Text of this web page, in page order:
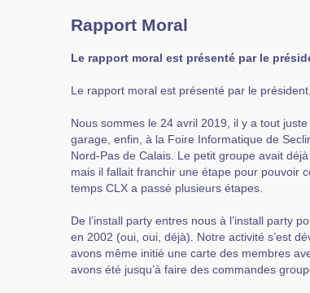
Rapport Moral
Le rapport moral est présenté par le
Le rapport moral est présenté par le
Nous sommes le 24 avril 2019, il y a tout
garage, enfin, à la Foire Informatique de
Nord-Pas de Calais. Le petit groupe avait
mais il fallait franchir une étape pour pouvoir
temps CLX a passé plusieurs étapes.
De l’install party entres nous à l’install party
en 2002 (oui, oui, déjà). Notre activité s’est
avons même initié une carte des membres
avons été jusqu’à faire des commandes